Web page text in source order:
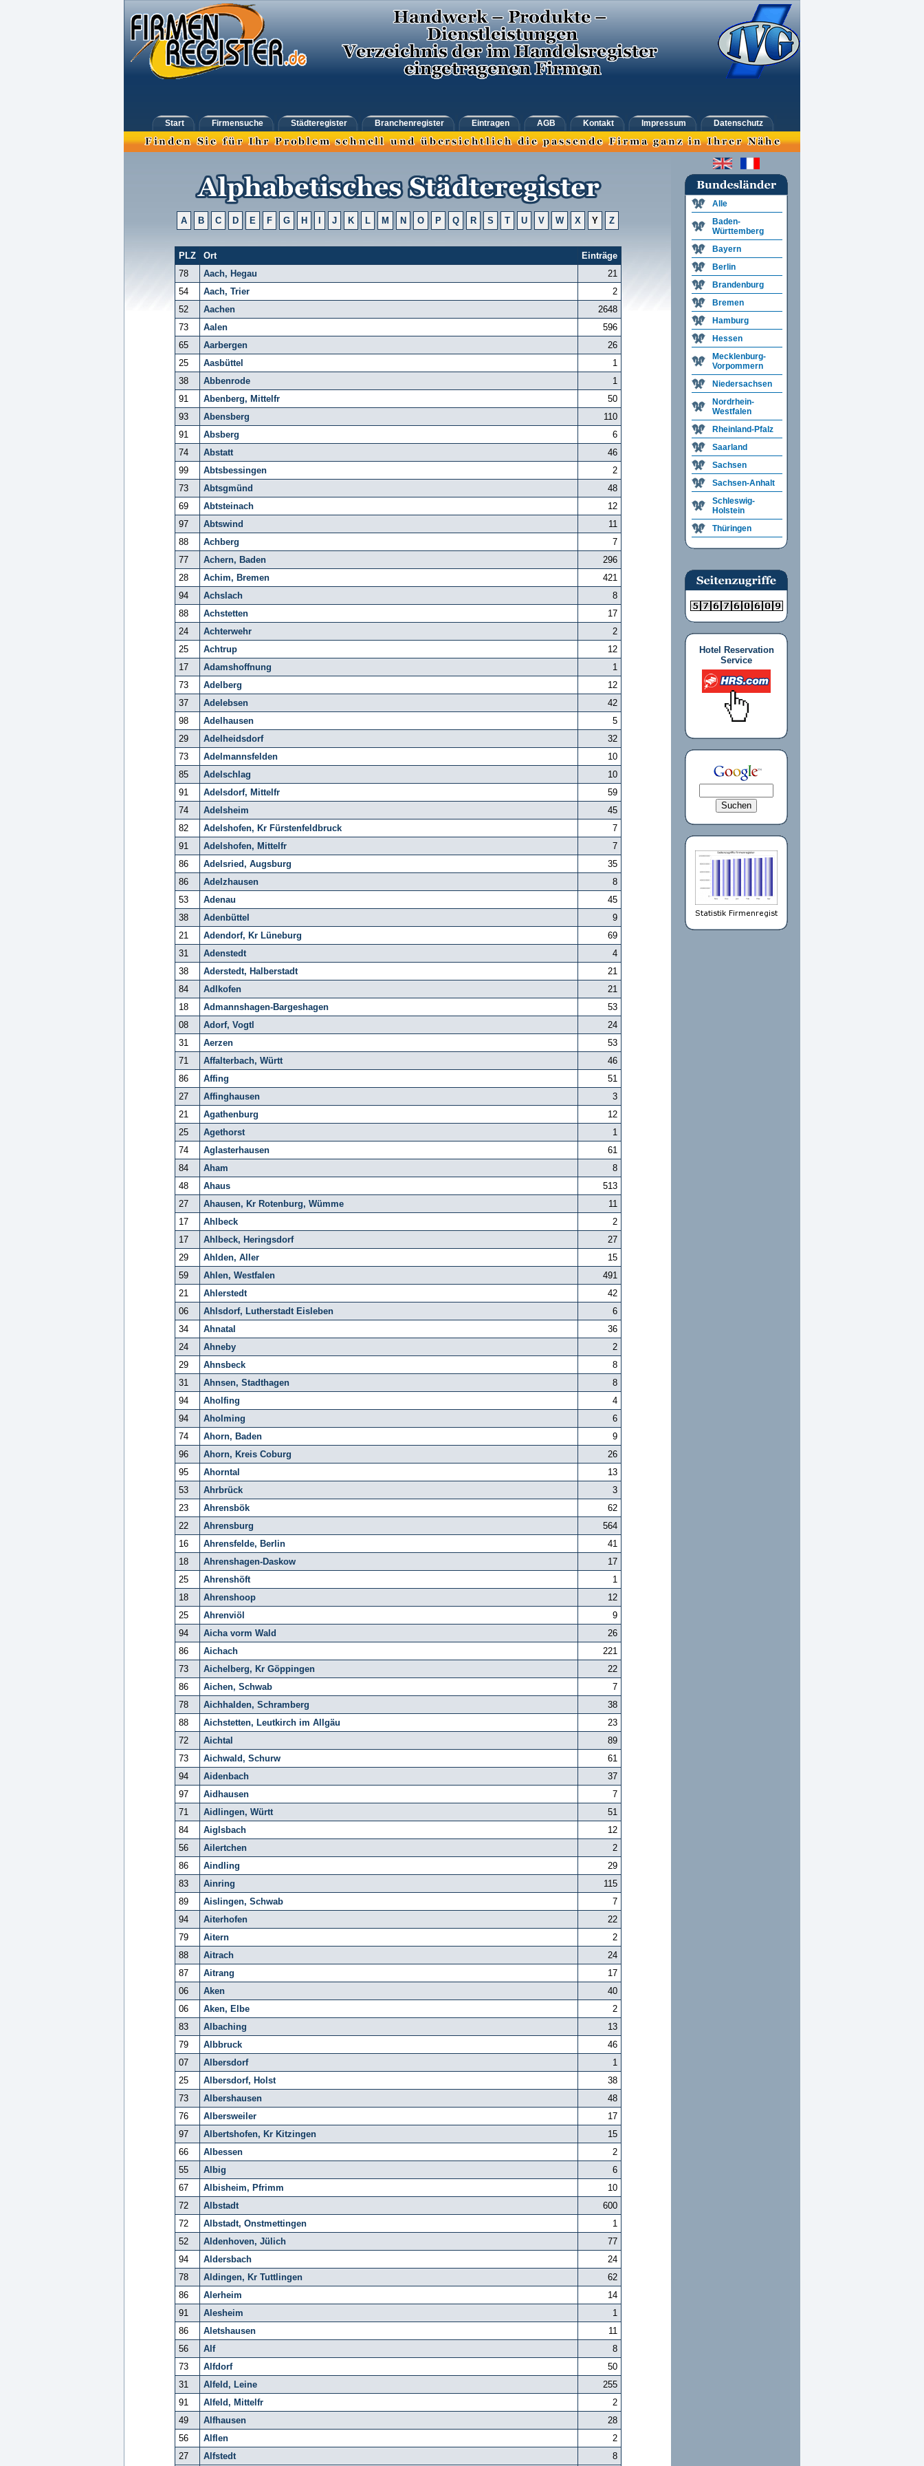
Start Firmensuche Städteregister Branchenregister Eintragen AGB Kontakt Impressum Datenschutz
A B C D E F G H J K L M N O P Q R S T U V W X Y Z
PLZ Ort
Einträge
78
Aach, Hegau
21
54
Aach, Trier
2
52
Aachen
2648
73
Aalen
596
65
Aarbergen
26
25
Aasbüttel
1
38
Abbenrode
1
91
Abenberg, Mittelfr
50
93
Abensberg
110
91
Absberg
6
74
Abstatt
46
99
Abtsbessingen
2
73
Abtsgmünd
48
69
Abtsteinach
12
97
Abtswind
11
88
Achberg
7
77
Achern, Baden
296
28
Achim, Bremen
421
94
Achslach
8
88
Achstetten
17
24
Achterwehr
2
25
Achtrup
12
17
Adamshoffnung
1
73
Adelberg
12
37
Adelebsen
42
98
Adelhausen
5
29
Adelheidsdorf
32
73
Adelmannsfelden
10
85
Adelschlag
10
91
Adelsdorf, Mittelfr
59
74
Adelsheim
45
82
Adelshofen, Kr Fürstenfeldbruck
7
91
Adelshofen, Mittelfr
7
86
Adelsried, Augsburg
35
86
Adelzhausen
8
53
Adenau
45
38
Adenbüttel
9
21
Adendorf, Kr Lüneburg
69
31
Adenstedt
4
38
Aderstedt, Halberstadt
21
84
Adlkofen
21
18
Admannshagen-Bargeshagen
53
08
Adorf, Vogtl
24
31
Aerzen
53
71
Affalterbach, Württ
46
86
Affing
51
27
Affinghausen
3
21
Agathenburg
12
25
Agethorst
1
74
Aglasterhausen
61
84
Aham
8
48
Ahaus
513
27
Ahausen, Kr Rotenburg, Wümme
11
17
Ahlbeck
2
17
Ahlbeck, Heringsdorf
27
29
Ahlden, Aller
15
59
Ahlen, Westfalen
491
21
Ahlerstedt
42
06
Ahlsdorf, Lutherstadt Eisleben
6
34
Ahnatal
36
24
Ahneby
2
29
Ahnsbeck
8
31
Ahnsen, Stadthagen
8
94
Aholfing
4
94
Aholming
6
74
Ahorn, Baden
9
96
Ahorn, Kreis Coburg
26
95
Ahorntal
13
53
Ahrbrück
3
23
Ahrensbök
62
22
Ahrensburg
564
16
Ahrensfelde, Berlin
41
18
Ahrenshagen-Daskow
17
25
Ahrenshöft
1
18
Ahrenshoop
12
25
Ahrenviöl
9
94
Aicha vorm Wald
26
86
Aichach
221
73
Aichelberg, Kr Göppingen
22
86
Aichen, Schwab
7
78
Aichhalden, Schramberg
38
88
Aichstetten, Leutkirch im Allgäu
23
72
Aichtal
89
73
Aichwald, Schurw
61
94
Aidenbach
37
97
Aidhausen
7
71
Aidlingen, Württ
51
84
Aiglsbach
12
56
Ailertchen
2
86
Aindling
29
83
Ainring
115
89
Aislingen, Schwab
7
94
Aiterhofen
22
79
Aitern
2
88
Aitrach
24
87
Aitrang
17
06
Aken
40
06
Aken, Elbe
2
83
Albaching
13
79
Albbruck
46
07
Albersdorf
1
25
Albersdorf, Holst
38
73
Albershausen
48
76
Albersweiler
17
97
Albertshofen, Kr Kitzingen
15
66
Albessen
2
55
Albig
6
67
Albisheim, Pfrimm
10
72
Albstadt
600
72
Albstadt, Onstmettingen
1
52
Aldenhoven, Jülich
77
94
Aldersbach
24
78
Aldingen, Kr Tuttlingen
62
86
Alerheim
14
91
Alesheim
1
86
Aletshausen
11
56
Alf
8
73
Alfdorf
50
31
Alfeld, Leine
255
91
Alfeld, Mittelfr
2
49
Alfhausen
28
56
Alflen
2
27
Alfstedt 8
Alle
Baden-
Württemberg
Bayern
Berlin
Brandenburg
Bremen
Hamburg
Hessen
Mecklenburg-
Vorpommern
Niedersachsen
Nordrhein-
Westfalen
Rheinland-Pfalz
Saarland
Sachsen
Sachsen-Anhalt
Schleswig-
Holstein
Thüringen
Hotel Reservation
Service